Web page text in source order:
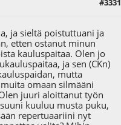
#3331
ja sieltä poistuttuani ja
etten ostanut minun
kauluspaitaa. Olen jo
ja sen (CKn)
mutta
omaan silmääni
juuri aloittanut työn
kuuluu musta puku,
repertuaariini nyt